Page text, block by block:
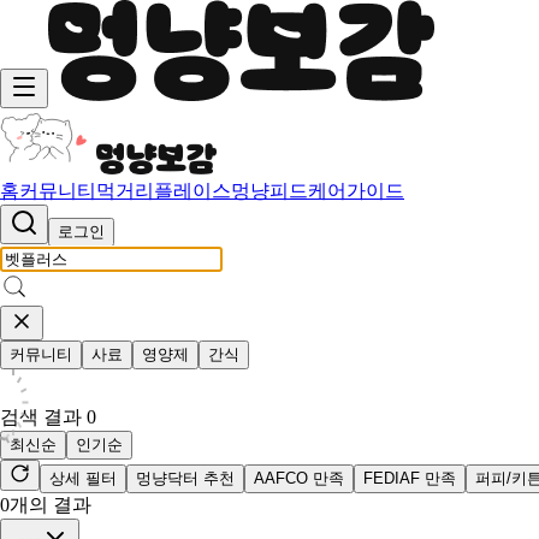
홈커뮤니티 먹거리 플레이스멍냥피드케어가이드
로그인
커뮤니티 사료 영양제 간식
검색 결과 0
최신순
인기순
상세 필터
멍냥닥터 추천 AAFCO 만족 FEDIAF 만족 퍼피/키
0개의 결과